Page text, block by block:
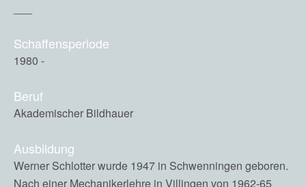
Schaffensperiode
1980 -
Beruf
Akademischer Bildhauer
Ausbildung
Werner Schlotter wurde 1947 in Schwenningen geboren.
Nach einer Mechanikerlehre in Villingen von 1962-65